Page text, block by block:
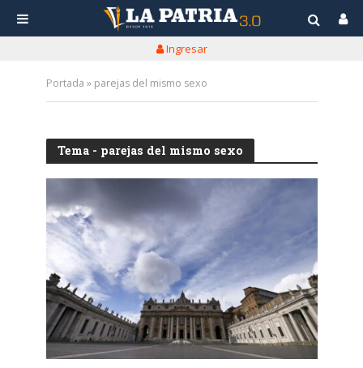
Ingresar
Portada » parejas del mismo sexo
Tema - parejas del mismo sexo